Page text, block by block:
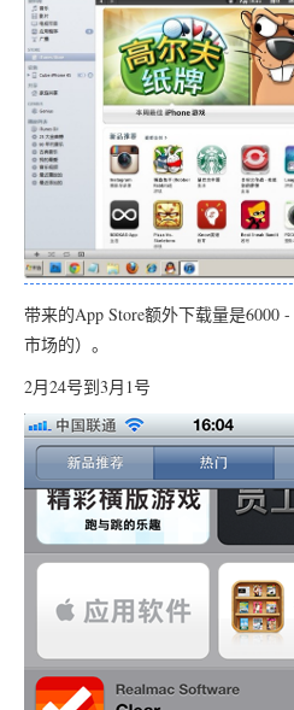
带来的App Store额外下载量是6000
市场的）。
2月24号到3月1号